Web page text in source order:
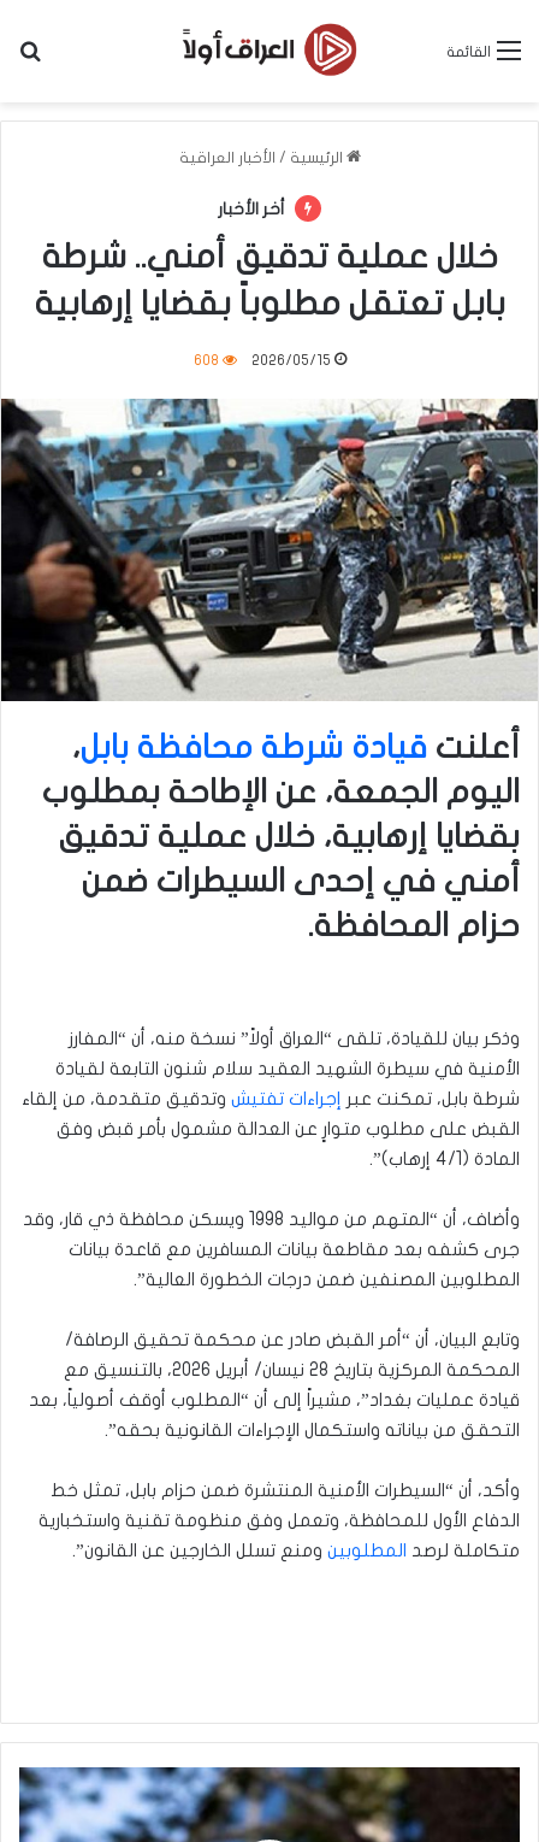
القائمة
الرئيسية / الأخبار العراقية
أخر الأخبار
خلال عملية تدقيق أمني.. شرطة
بابل تعتقل مطلوباً بقضايا إرهابية
2026/05/15
608
أعلنت قيادة شرطة محافظة بابل،
اليوم الجمعة، عن الإطاحة بمطلوب
بقضايا إرهابية، خلال عملية تدقيق
أمني في إحدى السيطرات ضمن
حزام المحافظة.
وذكر بيان للقيادة، تلقى “العراق أولاً” نسخة منه، أن “المفارز
الأمنية في سيطرة الشهيد العقيد سلام شنون التابعة لقيادة
شرطة بابل، تمكنت عبر
إجراءات تفتيش وتدقيق متقدمة، من إلقاء
القبض على مطلوب متوارٍ عن العدالة مشمول بأمر قبض وفق
المادة (4/1 إرهاب)”.
وأضاف، أن “المتهم من مواليد 1998 ويسكن محافظة ذي قار، وقد
جرى كشفه بعد مقاطعة بيانات المسافرين مع قاعدة بيانات
المطلوبين المصنفين ضمن درجات الخطورة العالية”.
وتابع البيان، أن “أمر القبض صادر عن محكمة تحقيق الرصافة/
المحكمة المركزية بتاريخ 28 نيسان/ أبريل 2026، بالتنسيق مع
قيادة عمليات بغداد”، مشيراً إلى أن “المطلوب أوقف أصولياً، بعد
التحقق من بياناته واستكمال الإجراءات القانونية بحقه”.
وأكد، أن “السيطرات الأمنية المنتشرة ضمن حزام بابل، تمثل خط
الدفاع الأول للمحافظة، وتعمل وفق منظومة تقنية واستخبارية
متكاملة لرصد المطلوبين ومنع تسلل الخارجين عن القانون”.
"غوغل"